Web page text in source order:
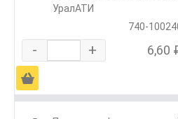
УралАТИ
740-
- + 6,60
Ä